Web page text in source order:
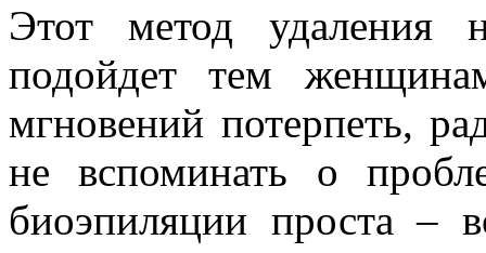
Этот метод удаления
подойдет тем
мгновений потерпеть,
не вспоминать о
биоэпиляции проста –